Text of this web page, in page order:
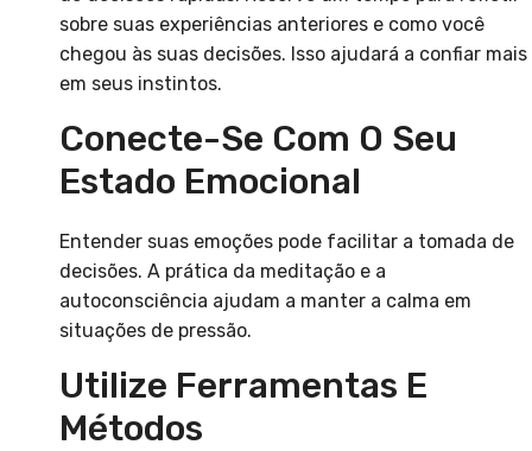
sobre suas experiências anteriores e como você
chegou às suas decisões. Isso ajudará a confiar mais
em seus instintos.
Conecte-Se Com O Seu
Estado Emocional
Entender suas emoções pode facilitar a tomada de
decisões. A prática da meditação e a
autoconsciência ajudam a manter a calma em
situações de pressão.
Utilize Ferramentas E
Métodos